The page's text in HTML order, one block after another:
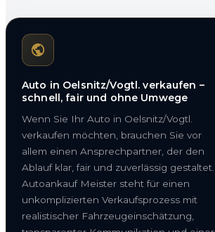
Auto in Oelsnitz/Vogtl. verkaufen –
schnell, fair und ohne Umwege
Wenn Sie Ihr Auto in Oelsnitz/Vogtl.
verkaufen möchten, brauchen Sie vor
allem einen Ansprechpartner, der den
Ablauf klar, fair und zuverlässig gestaltet.
Autoankauf Meister steht für einen
unkomplizierten Verkaufsprozess mit
realistischer Fahrzeugeinschätzung,